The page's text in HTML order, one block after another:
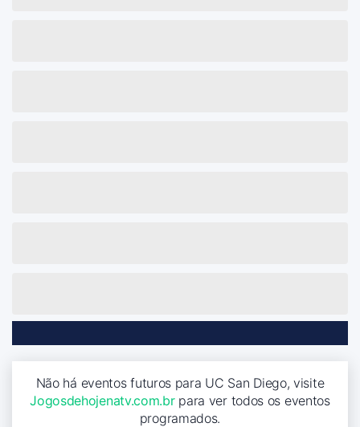
Não há eventos futuros para UC San Diego, visite
Jogosdehojenatv.com.brpara ver todos os eventos
programados.